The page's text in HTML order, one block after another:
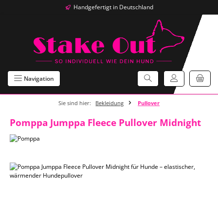
Zum Hauptinhalt springenHandgefertigt in Deutschland
Navigation
Sie sind hier: Bekleidung Pullover
Pomppa Jumppa Fleece Pullover Midnight
Bildergalerie überspringen